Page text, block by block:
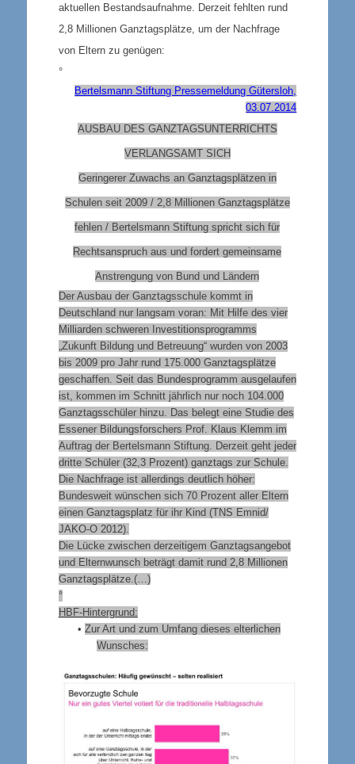
aktuellen Bestandsaufnahme. Derzeit fehlten rund
2,8 Millionen Ganztagsplätze, um der Nachfrage
von Eltern zu genügen:
°
Bertelsmann Stiftung Pressemeldung Gütersloh,
03.07.2014
AUSBAU DES GANZTAGSUNTERRICHTS
VERLANGSAMT SICH
Geringerer Zuwachs an Ganztagsplätzen in
Schulen seit 2009 / 2,8 Millionen Ganztagsplätze
fehlen / Bertelsmann Stiftung spricht sich für
Rechtsanspruch aus und fordert gemeinsame
Anstrengung von Bund und Ländern
Der Ausbau der Ganztagsschule kommt in
Deutschland nur langsam voran: Mit Hilfe des vier
Milliarden schweren Investitionsprogramms
„Zukunft Bildung und Betreuung“ wurden von 2003
bis 2009 pro Jahr rund 175.000 Ganztagsplätze
geschaffen. Seit das Bundesprogramm ausgelaufen
ist, kommen im Schnitt jährlich nur noch 104.000
Ganztagsschüler hinzu. Das belegt eine Studie des
Essener Bildungsforschers Prof. Klaus Klemm im
Auftrag der Bertelsmann Stiftung. Derzeit geht jeder
dritte Schüler (32,3 Prozent) ganztags zur Schule.
Die Nachfrage ist allerdings deutlich höher:
Bundesweit wünschen sich 70 Prozent aller Eltern
einen Ganztagsplatz für ihr Kind (TNS Emnid/
JAKO-O 2012).
Die Lücke zwischen derzeitigem Ganztagsangebot
und Elternwunsch beträgt damit rund 2,8 Millionen
Ganztagsplätze.(…)
°
HBF-Hintergrund:
• Zur Art und zum Umfang dieses elterlichen
Wunsches: